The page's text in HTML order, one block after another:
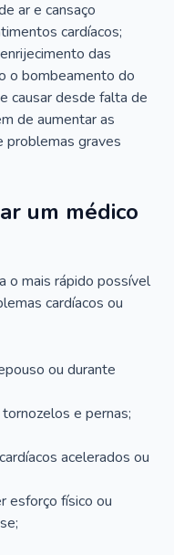
ar e cansaço
cardíacos;
das
o bombeamento do
causar desde falta de
de aumentar as
problemas graves
um médico
o mais rápido possível
cardíacos ou
ou durante
e pernas;
acelerados ou
esforço físico ou